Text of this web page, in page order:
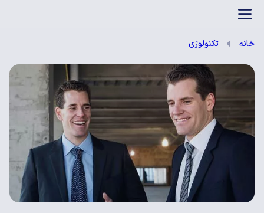
خانه تکنولوژی